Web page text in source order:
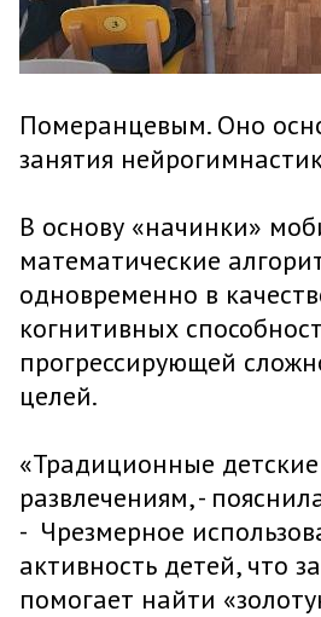
Померанцевым. Оно
занятия
В основу «начинки»
математические
одновременно в
когнитивных
прогрессирующей
целей.
«Традиционные
развлечениям, -
- Чрезмерное
активность детей, что
помогает найти